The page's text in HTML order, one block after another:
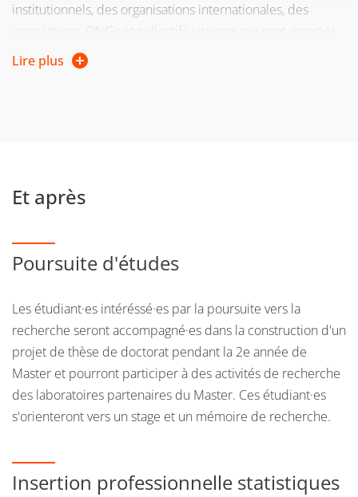
institutionnels, des organisations internationales, des
associations, ONGs et collectifs citoyens qui sont associés
au choix des thématiques et des terrains d'étude,
notamment dans le cadre des ateliers de projet: en
Lire plus
Et après
Poursuite d'études
Les étudiant·es intéréssé·es par la poursuite vers la
recherche seront accompagné·es dans la construction d'un
projet de thèse de doctorat pendant la 2e année de
Master et pourront participer à des activités de recherche
des laboratoires partenaires du Master. Ces étudiant·es
s'orienteront vers un stage et un mémoire de recherche.
Insertion professionnelle statistiques